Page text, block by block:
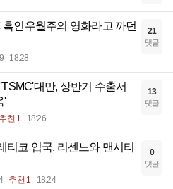
인우월주의 영화라고 까던
18:28
21
댓글
대만, 상반기 수출서
'
추천 1 18:26
13
댓글
티코 입국, 리센느와 맨시티
추천 1 18:24
0
댓글